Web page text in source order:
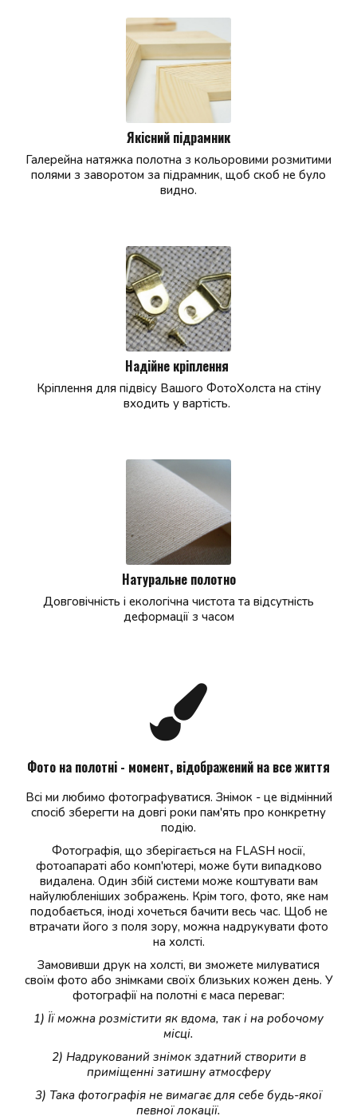
Якісний підрамник
Галерейна натяжка полотна з кольоровими розмитими
полями з заворотом за підрамник, щоб скоб не було
видно.
Надійне кріплення
Кріплення для підвісу Вашого ФотоХолста на стіну
входить у вартість.
Натуральне полотно
Довговічність і екологічна чистота та відсутність
деформації з часом
Фото на полотні - момент, відображений на все життя
Всі ми любимо фотографуватися. Знімок - це відмінний
спосіб зберегти на довгі роки пам'ять про конкретну
подію.
Фотографія, що зберігається на FLASH носії,
фотоапараті або комп'ютері, може бути випадково
видалена. Один збій системи може коштувати вам
найулюбленіших зображень. Крім того, фото, яке нам
подобається, іноді хочеться бачити весь час. Щоб не
втрачати його з поля зору, можна надрукувати фото
на холсті.
Замовивши друк на холсті, ви зможете милуватися
своїм фото або знімками своїх близьких кожен день. У
фотографії на полотні є маса переваг:
1) Її можна розмістити як вдома, так і на робочому
місці.
2) Надрукований знімок здатний створити в
приміщенні затишну атмосферу
3) Така фотографія не вимагає для себе будь-якої
певної локації.